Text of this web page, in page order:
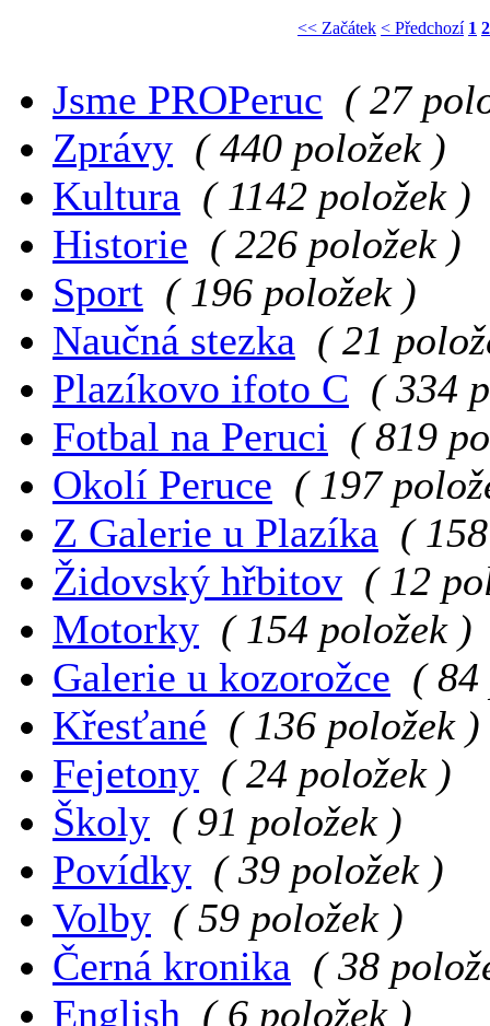
<< Začátek < Předchozí 1 2
Jsme PROPeruc ( 27
Zprávy ( 440 položek )
Kultura ( 1142 položek )
Historie ( 226 položek )
Sport ( 196 položek )
Naučná stezka ( 21
Plazíkovo ifoto C ( 334
Fotbal na Peruci ( 819
Okolí Peruce ( 197
Z Galerie u Plazíka (
Židovský hřbitov ( 12
Motorky ( 154 položek )
Galerie u kozorožce ( 84
Křesťané ( 136 položek )
Fejetony ( 24 položek )
Školy ( 91 položek )
Povídky ( 39 položek )
Volby ( 59 položek )
Černá kronika ( 38
English ( 6 položek )